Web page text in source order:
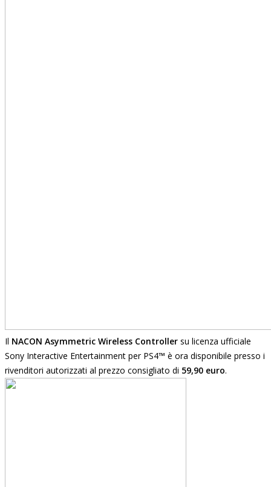
Il NACON Asymmetric Wireless Controller su licenza ufficiale
Sony Interactive Entertainment per PS4™ è ora disponibile presso i
rivenditori autorizzati al prezzo consigliato di 59,90 euro.